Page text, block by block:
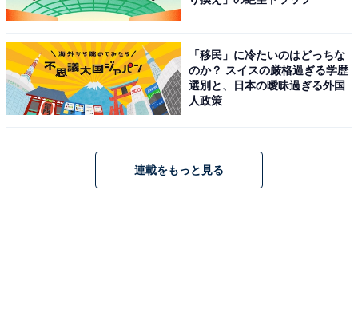
「移民」に冷たいのはどっちな
のか？ スイスの厳格過ぎる学歴
選別と、日本の曖昧過ぎる外国
人政策
連載をもっと見る